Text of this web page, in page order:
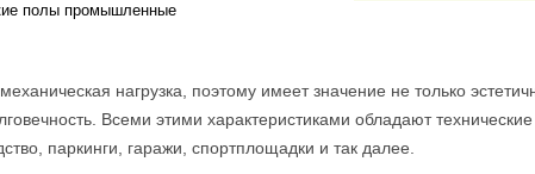
полы промышленные
нагрузка, поэтому имеет значение не только
Всеми этими характеристиками обладают
паркинги, гаражи, спортплощадки и так далее.